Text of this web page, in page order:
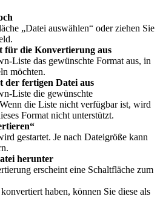
„Datei auswählen“ oder ziehen Sie
für die Konvertierung aus
Liste das gewünschte Format aus, in
möchten.
der fertigen Datei aus
Liste die gewünschte
die Liste nicht verfügbar ist, wird
Format nicht unterstützt.
gestartet. Je nach Dateigröße kann
herunter
erscheint eine Schaltfläche zum
haben, können Sie diese als